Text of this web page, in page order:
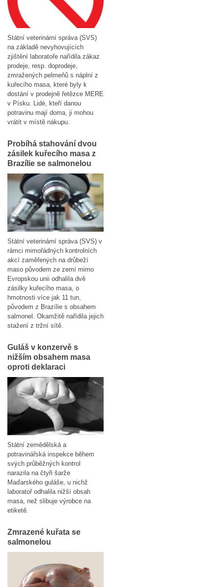
Státní veterinární správa (SVS)
na základě nevyhovujících
zjištění laboratoře nařídila zákaz
prodeje, resp. doprodeje,
zmražených pelmeňů s náplní z
kuřecího masa, které byly k
dostání v prodejně řetězce MERE
v Písku. Lidé, kteří danou
potravinu mají doma, ji mohou
vrátit v místě nákupu.
Probíhá stahování dvou
zásilek kuřecího masa z
Brazílie se salmonelou
Státní veterinární správa (SVS) v
rámci mimořádných kontrolních
akcí zaměřených na drůbeží
maso původem ze zemí mimo
Evropskou unii odhalila dvě
zásilky kuřecího masa, o
hmotnosti více jak 11 tun,
původem z Brazílie s obsahem
salmonel. Okamžitě nařídila jejich
stažení z tržní sítě.
Guláš v konzervě s
nižším obsahem masa
oproti deklaraci
Státní zemědělská a
potravinářská inspekce během
svých průběžných kontrol
narazila na čtyři šarže
Maďarského guláše, u nichž
laboratoř odhalila nižší obsah
masa, než slibuje výrobce na
etiketě.
Zmrazené kuřata se
salmonelou